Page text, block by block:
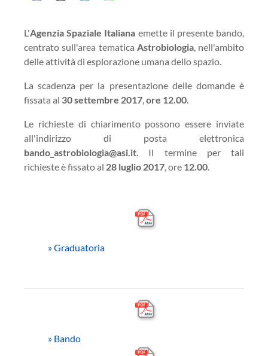
L'Agenzia Spaziale Italiana emette il presente bando,
centrato sull'area tematica Astrobiologia, nell'ambito
delle attività di esplorazione umana dello spazio.
La scadenza per la presentazione delle domande è
fissata al 30 settembre 2017,ore 12.00.
Le richieste di chiarimento possono essere inviate
all'indirizzo di posta elettronica
bando_astrobiologia@asi.it. Il termine per tali
richieste è fissato al 28 luglio 2017, ore 12.00.
»Graduatoria
» Bando